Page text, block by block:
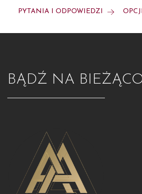
PYTANIA I ODPOWIEDZI
BĄDŹ NA